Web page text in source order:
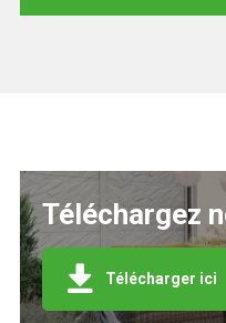
Téléchargez
Télécharger ici